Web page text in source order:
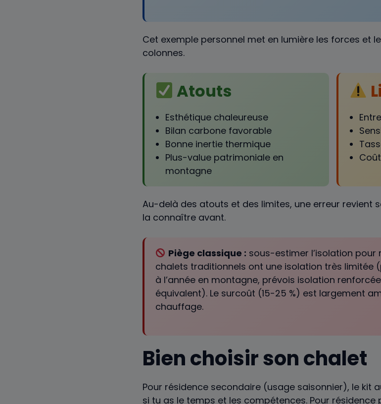
Cet exemple personnel met en lumière les forces et
colonnes.
Atouts
Esthétique chaleureuse
Bilan carbone favorable
Bonne inertie thermique
Plus-value patrimoniale en
montagne
Au-delà des atouts et des limites, une erreur revient
la connaître avant.
Piège classique : sous-estimer l’isolation pour
chalets traditionnels ont une isolation très limitée
à l’année en montagne, prévois isolation
équivalent). Le surcoût (15-25 %) est largement
chauffage.
Bien choisir son chalet
Pour résidence secondaire (usage saisonnier), le kit
si tu as le temps et les compétences. Pour